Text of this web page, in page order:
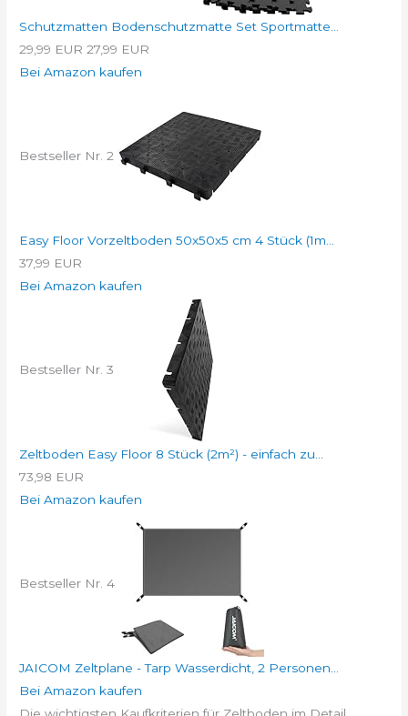
Schutzmatten Bodenschutzmatte Set Sportmatte...
29,99 EUR 27,99 EUR
Bei Amazon kaufen
Bestseller Nr. 2
Easy Floor Vorzeltboden 50x50x5 cm 4 Stück (1m...
37,99 EUR
Bei Amazon kaufen
Bestseller Nr. 3
Zeltboden Easy Floor 8 Stück (2m²) - einfach zu...
73,98 EUR
Bei Amazon kaufen
Bestseller Nr. 4
JAICOM Zeltplane - Tarp Wasserdicht, 2 Personen...
Bei Amazon kaufen
Die wichtigsten Kaufkriterien für Zeltboden im Detail